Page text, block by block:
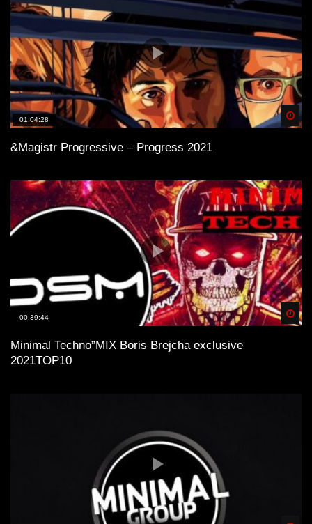
01:04:28
&Magistr Progressive – Progress 2021
00:39:44
Minimal Technо”MIX Boris Brejcha exclusive
2021TOP10